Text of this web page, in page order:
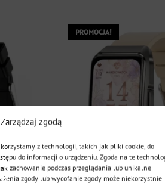
Zarządzaj zgodą
z technologii, takich jak pliki cookie, do
do informacji o urządzeniu. Zgoda na te
zachowanie podczas przeglądania lub unikalne
zgody lub wycofanie zgody może niekorzystnie
PROMOCJA!